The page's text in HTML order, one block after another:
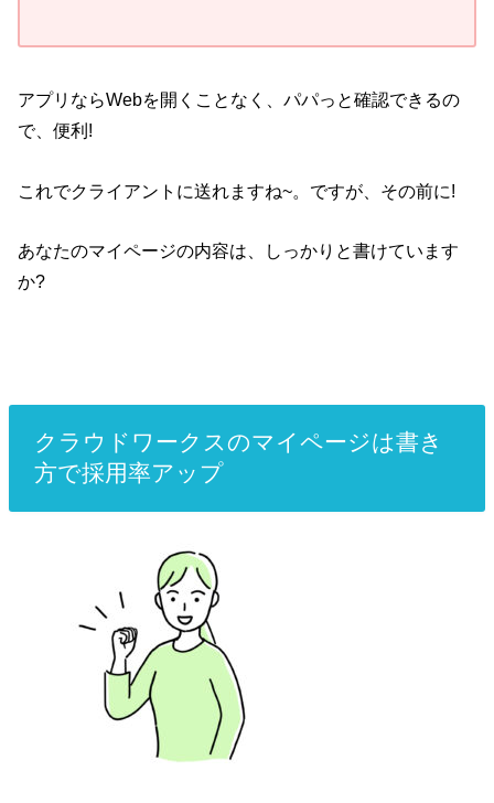
アプリならWebを開くことなく、パパっと確認できるの
で、便利!
これでクライアントに送れますね~。ですが、その前に!
あなたのマイページの内容は、しっかりと書けています
か?
クラウドワークスのマイページは書き
方で採用率アップ